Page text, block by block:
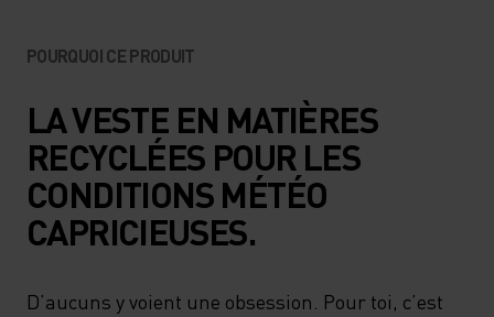
POURQUOI CE PRODUIT
LA VESTE EN MATIÈRES
RECYCLÉES POUR LES
CONDITIONS MÉTÉO
CAPRICIEUSES.
D’aucuns y voient une obsession. Pour toi, c’est